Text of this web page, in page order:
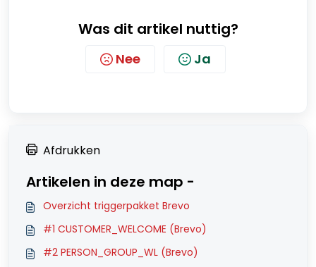
Was dit artikel nuttig?
Nee Ja
Afdrukken
Artikelen in deze map -
Overzicht triggerpakket Brevo
#1 CUSTOMER_WELCOME (Brevo)
#2 PERSON_GROUP_WL (Brevo)